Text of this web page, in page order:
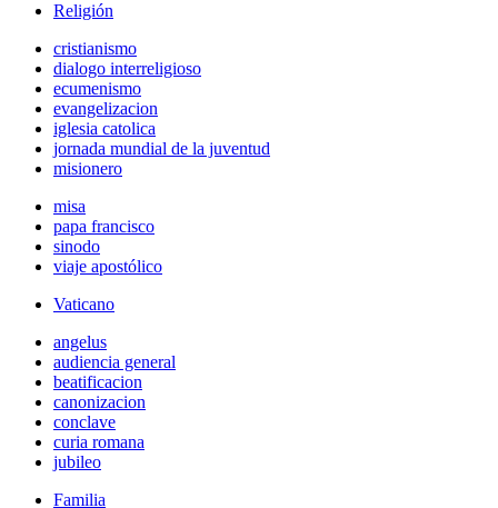
Religión
cristianismo
dialogo interreligioso
ecumenismo
evangelizacion
iglesia catolica
jornada mundial de la juventud
misionero
misa
papa francisco
sinodo
viaje apostólico
Vaticano
angelus
audiencia general
beatificacion
canonizacion
conclave
curia romana
jubileo
Familia